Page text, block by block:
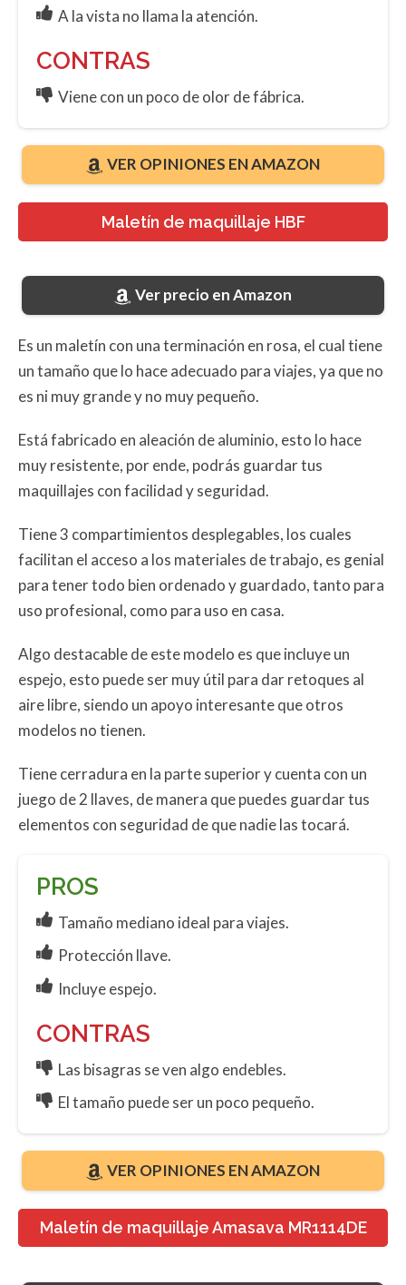
A la vista no llama la atención.
CONTRAS
Viene con un poco de olor de fábrica.
VER OPINIONES EN AMAZON
Maletín de maquillaje HBF
Ver precio en Amazon
Es un maletín con una terminación en rosa, el cual tiene
un tamaño que lo hace adecuado para viajes, ya que no
es ni muy grande y no muy pequeño.
Está fabricado en aleación de aluminio, esto lo hace
muy resistente, por ende, podrás guardar tus
maquillajes con facilidad y seguridad.
Tiene 3 compartimientos desplegables, los cuales
facilitan el acceso a los materiales de trabajo, es genial
para tener todo bien ordenado y guardado, tanto para
uso profesional, como para uso en casa.
Algo destacable de este modelo es que incluye un
espejo, esto puede ser muy útil para dar retoques al
aire libre, siendo un apoyo interesante que otros
modelos no tienen.
Tiene cerradura en la parte superior y cuenta con un
juego de 2 llaves, de manera que puedes guardar tus
elementos con seguridad de que nadie las tocará.
PROS
Tamaño mediano ideal para viajes.
Protección llave.
Incluye espejo.
CONTRAS
Las bisagras se ven algo endebles.
El tamaño puede ser un poco pequeño.
VER OPINIONES EN AMAZON
Maletín de maquillaje Amasava MR1114DE